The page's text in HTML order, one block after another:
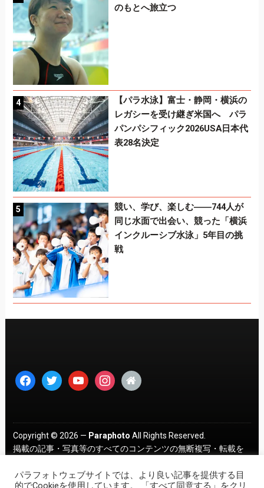
のもとへ旅立つ
【パラ水泳】富士・静岡・横浜の
レガシーを受け継ぎ米国へ パラ
パンパシフィック2026USA日本代
表28名決定
競い、学び、楽しむ――744人が
同じ水面で出会い、競った「横浜
インクルーシブ水泳」5年目の挑
戦
facebooktwitter youtubeinstagram
home
Copyright © 2026 — Paraphoto All Rights Reserved.
掲載の記事・写真等のすべてのコンテンツの無断複写・転載を
パラフォトウェブサイトでは、より良い記事を提供する目
的でCookieを使用しています。 「すべて同意する」をクリ